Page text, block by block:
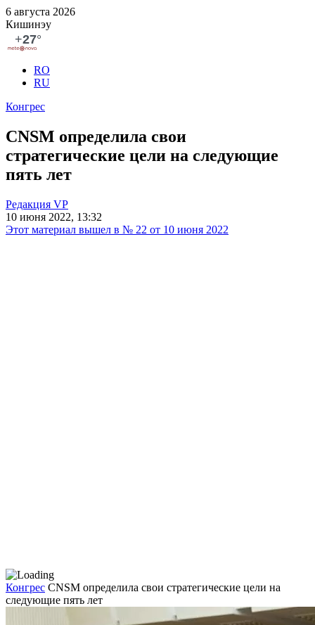
6 августа 2026
Кишинэу
RO
RU
Конгрес
CNSM определила свои
стратегические цели на следующие
пять лет
Редакция VP
10 июня 2022, 13:32
Этот материал вышел в № 22 от 10 июня 2022
Конгрес CNSM определила свои стратегические цели на
следующие пять лет